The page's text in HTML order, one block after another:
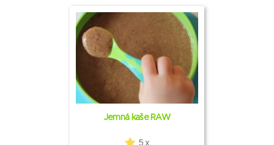
Jemná kaše RAW
5 x